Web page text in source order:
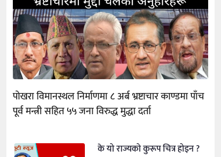
पोखरा विमानस्थल निर्माणमा ८ अर्ब भ्रष्टाचार काण्डमा पाँच
पूर्व मन्त्री सहित ५५ जना विरुद्ध मुद्धा दर्ता
के यो राज्यको कुरूप चित्र होइन ?